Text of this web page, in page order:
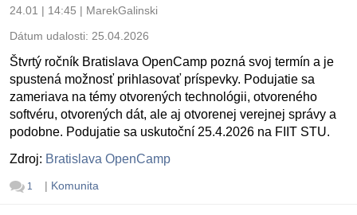
24.01 | 14:45 | MarekGalinski
Dátum udalosti: 25.04.2026
Štvrtý ročník Bratislava OpenCamp pozná svoj termín a je
spustená možnosť prihlasovať príspevky. Podujatie sa
zameriava na témy otvorených technológii, otvoreného
softvéru, otvorených dát, ale aj otvorenej verejnej správy a
podobne. Podujatie sa uskutoční 25.4.2026 na FIIT STU.
Zdroj: Bratislava OpenCamp
1 | Komunita